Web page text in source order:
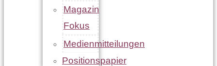
Magazin
Fokus
Medienmitteilungen
Positionspapier